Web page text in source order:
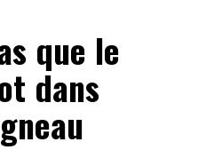
que le
dans